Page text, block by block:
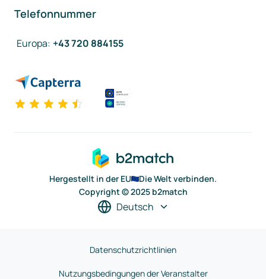
Telefonnummer
Europa: +43 720 884155
Hergestellt in der EU
Die Welt verbinden.
Copyright © 2025 b2match
Deutsch
Datenschutzrichtlinien
Nutzungsbedingungen der Veranstalter